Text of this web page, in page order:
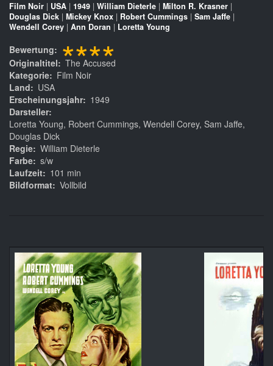
Film Noir | USA | 1949 | William Dieterle | Milton R. Krasner |
Douglas Dick | Mickey Knox | Robert Cummings | Sam Jaffe |
Wendell Corey | Ann Doran | Loretta Young
Bewertung ****
Originaltitel
The Accused
Kategorie
Film Noir
Land
USA
Erscheinungsjahr
1949
Darsteller
Loretta Young, Robert Cummings, Wendell Corey, Sam Jaffe,
Douglas Dick
Regie William Dieterle
Farbe s/w
Laufzeit
101 min
Bildformat Vollbild